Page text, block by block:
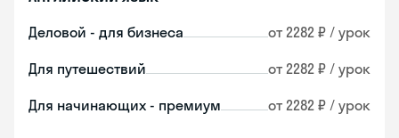
Деловой - для бизнеса от 2282 ₽ / урок
Для путешествий от 2282 ₽ / урок
Для начинающих - премиум от 2282 ₽ / урок